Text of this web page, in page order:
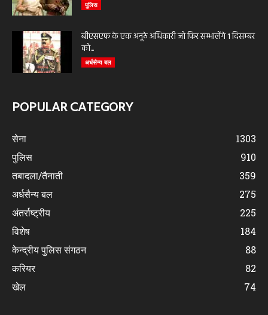
पुलिस
बीएसएफ के एक अनूठे अधिकारी जो फिर सम्भालेंगे 1 दिसम्बर
को...
अर्धसैन्य बल
POPULAR CATEGORY
सेना
1303
पुलिस
910
तबादला/तैनाती
359
अर्धसैन्य बल
275
अंतर्राष्ट्रीय
225
विशेष
184
केन्द्रीय पुलिस संगठन
88
करियर
82
खेल
74